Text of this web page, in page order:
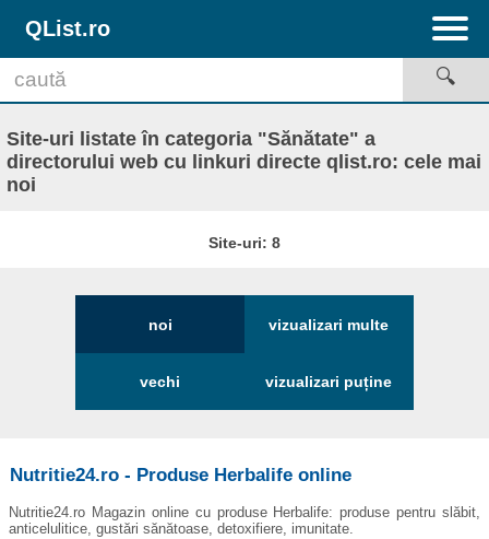
QList.ro
Site-uri listate în categoria "Sănătate" a
directorului web cu linkuri directe qlist.ro: cele mai
noi
Site-uri: 8
noi
vechi
vizualizari multe
vizualizari puține
Nutritie24.ro - Produse Herbalife online
Nutritie24.ro Magazin online cu produse Herbalife: produse pentru slăbit,
anticelulitice, gustări sănătoase, detoxifiere, imunitate.